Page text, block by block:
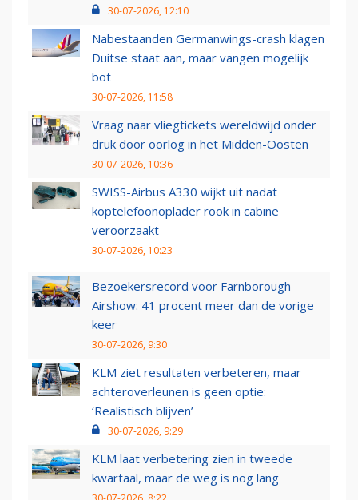
30-07-2026, 12:10
Nabestaanden Germanwings-crash klagen
Duitse staat aan, maar vangen mogelijk
bot
30-07-2026, 11:58
Vraag naar vliegtickets wereldwijd onder
druk door oorlog in het Midden-Oosten
30-07-2026, 10:36
SWISS-Airbus A330 wijkt uit nadat
koptelefoonoplader rook in cabine
veroorzaakt
30-07-2026, 10:23
Bezoekersrecord voor Farnborough
Airshow: 41 procent meer dan de vorige
keer
30-07-2026, 9:30
KLM ziet resultaten verbeteren, maar
achteroverleunen is geen optie:
‘Realistisch blijven’
30-07-2026, 9:29
KLM laat verbetering zien in tweede
kwartaal, maar de weg is nog lang